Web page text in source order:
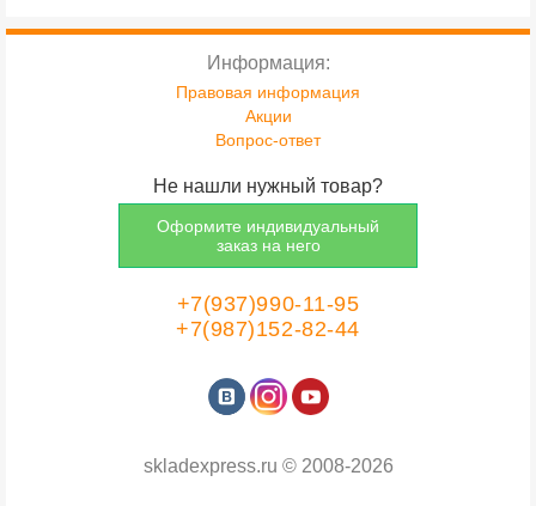
+7(937)990-11-95
+7(987)152-82-44
skladexpress.ru ©2008-2026
Информация:
Правовая информация
Акции
Вопрос-ответ
Не нашли нужный товар?
Оформите индивидуальный
заказ на него